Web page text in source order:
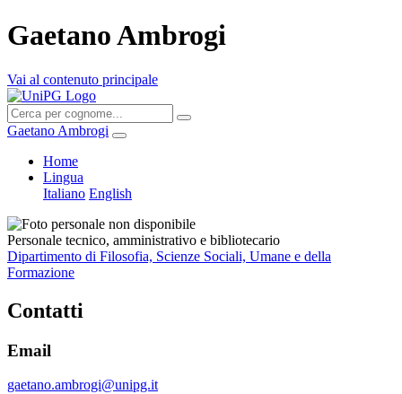
Gaetano Ambrogi
Vai al contenuto principale
Gaetano Ambrogi
Home
Lingua
Italiano English
Personale tecnico, amministrativo e bibliotecario
Dipartimento di Filosofia, Scienze Sociali, Umane e della
Formazione
Contatti
Email
gaetano.ambrogi@unipg.it